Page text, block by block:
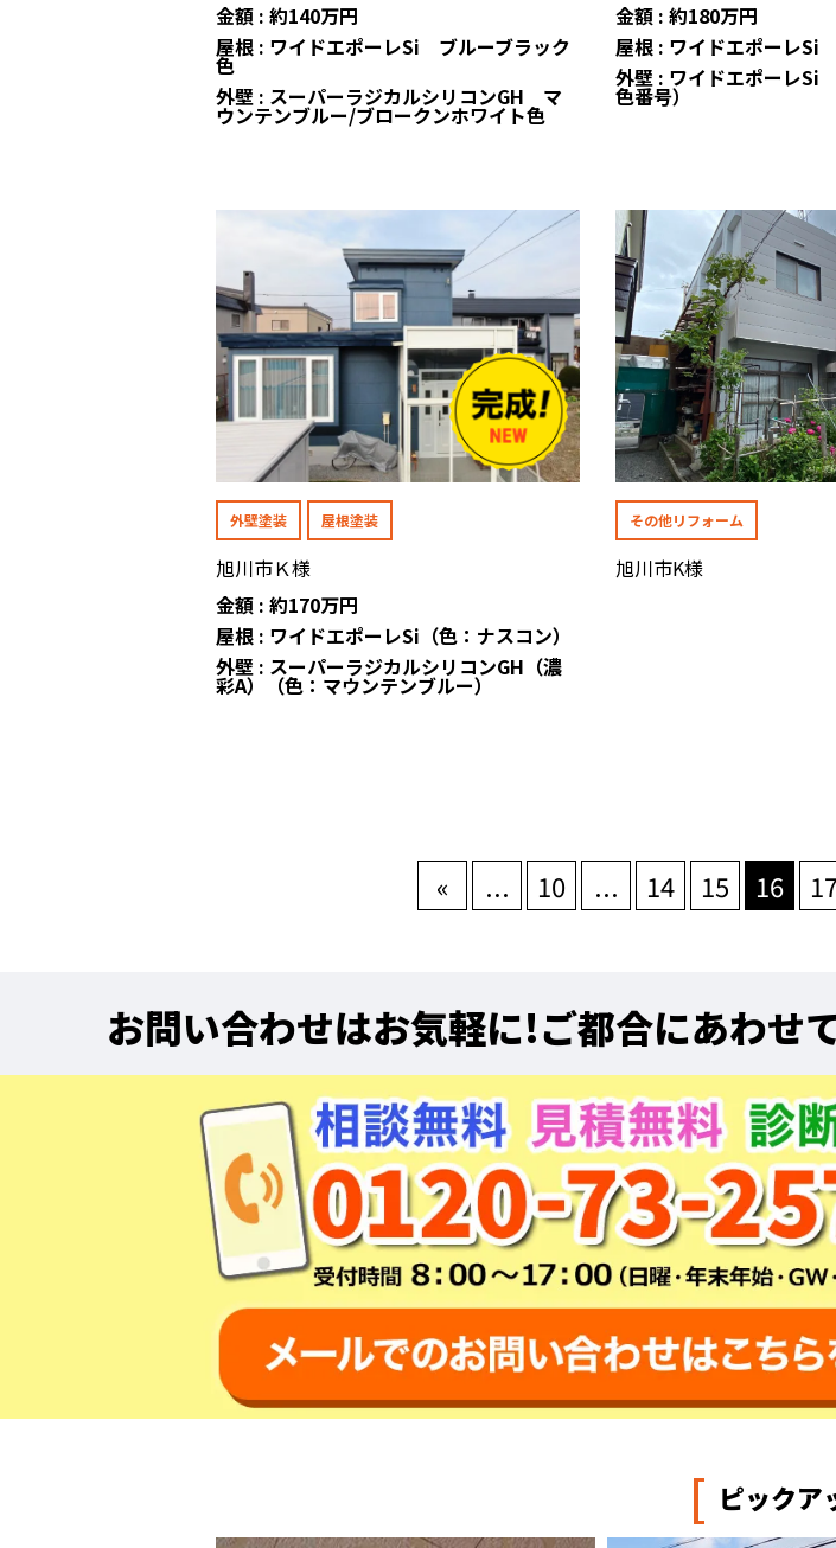
金額 : 約140万円
屋根 : ワイドエポーレSi ブルーブラック
色
外壁 : スーパーラジカルシリコンGH マ
ウンテンブルー/ブロークンホワイト色
金額 : 約180万円
屋根 : ワイドエポーレSi
外壁 : ワイドエポーレSi
色番号）
外壁塗装 屋根塗装
旭川市Ｋ様
金額 : 約170万円
屋根 : ワイドエポーレSi（色：ナスコン）
外壁 : スーパーラジカルシリコンGH（濃
彩A）（色：マウンテンブルー）
その他リフォーム
旭川市K様
« ... 10 ... 14 15 16
お問い合わせはお気軽に!ご都合にあわせ
[ ピックア